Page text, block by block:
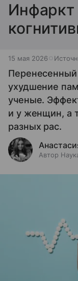
Инфаркт
15 мая 2026
ухудшение
ученые.
и у женщин, а
разных рас.
Автор